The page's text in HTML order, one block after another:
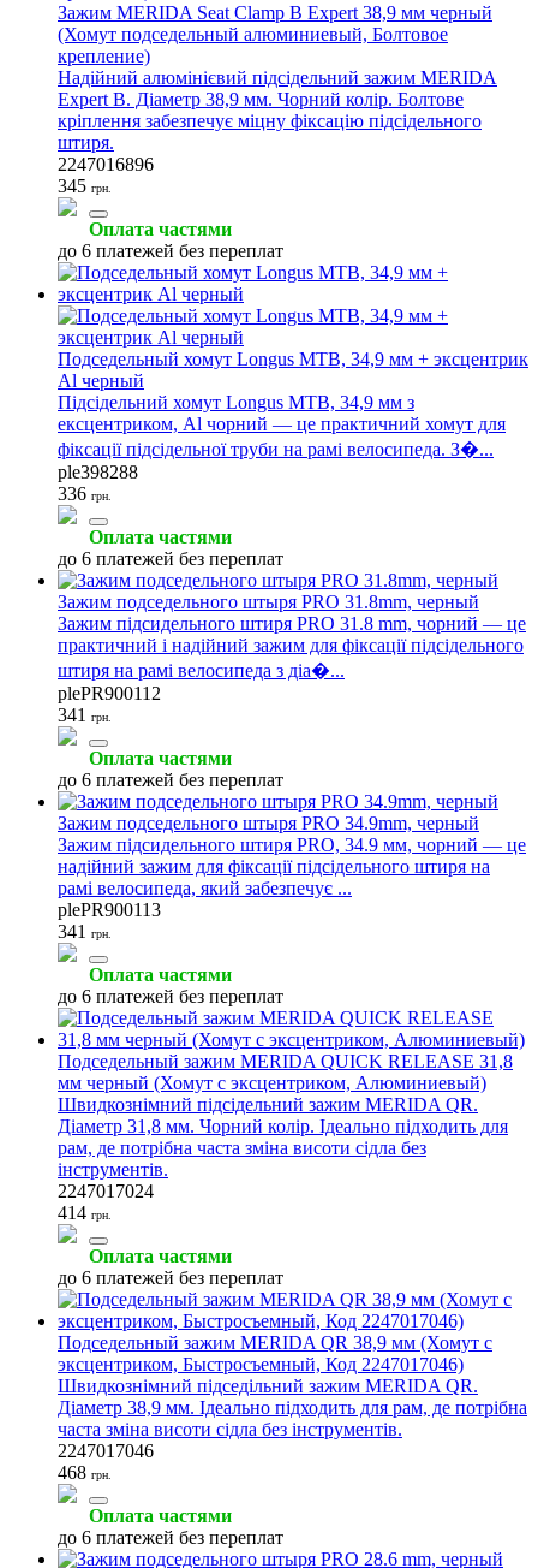
Зажим MERIDA Seat Clamp B Expert 38,9 мм черный
(Хомут подседельный алюминиевый, Болтовое
крепление)
Надійний алюмінієвий підсідельний зажим MERIDA
Expert B. Діаметр 38,9 мм. Чорний колір. Болтове
кріплення забезпечує міцну фіксацію підсідельного
штиря.
2247016896
345 грн.
Оплата частями
до 6 платежей без переплат
Подседельный хомут Longus MTB, 34,9 мм + эксцентрик
Al черный
Підсідельний хомут Longus MTB, 34,9 мм з
ексцентриком, Al чорний — це практичний хомут для
фіксації підсідельної труби на рамі велосипеда. З�...
ple398288
336 грн.
Оплата частями
до 6 платежей без переплат
Зажим подседельного штыря PRO 31.8mm, черный
Зажим підсидельного штиря PRO 31.8 mm, чорний — це
практичний і надійний зажим для фіксації підсідельного
штиря на рамі велосипеда з діа�...
plePR900112
341
грн.
Оплата частями
до 6 платежей без переплат
Зажим подседельного штыря PRO 34.9mm, черный
Зажим підсидельного штиря PRO, 34.9 мм, чорний — це
надійний зажим для фіксації підсідельного штиря на
рамі велосипеда, який забезпечує ...
plePR900113
341
грн.
Оплата частями
до 6 платежей без переплат
Подседельный зажим MERIDA QUICK RELEASE 31,8
мм черный (Хомут с эксцентриком, Алюминиевый)
Швидкознімний підсідельний зажим MERIDA QR.
Діаметр 31,8 мм. Чорний колір. Ідеально підходить для
рам, де потрібна часта зміна висоти сідла без
інструментів.
2247017024
414 грн.
Оплата частями
до 6 платежей без переплат
Подседельный зажим MERIDA QR 38,9 мм (Хомут с
эксцентриком, Быстросъемный, Код 2247017046)
Швидкознімний підседільний зажим MERIDA QR.
Діаметр 38,9 мм. Ідеально підходить для рам, де потрібна
часта зміна висоти сідла без інструментів.
2247017046
468 грн.
Оплата частями
до 6 платежей без переплат